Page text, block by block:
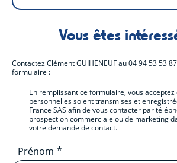
Vous êtes
ContactezClément GUIHENEUFau04 94 53 53 87
formulaire :
En remplissant ce formulaire, vous acceptez
personnelles soient transmises et
France SAS afin de vous contacter par
prospection commerciale ou de marketing
votre demande de contact.
Prénom